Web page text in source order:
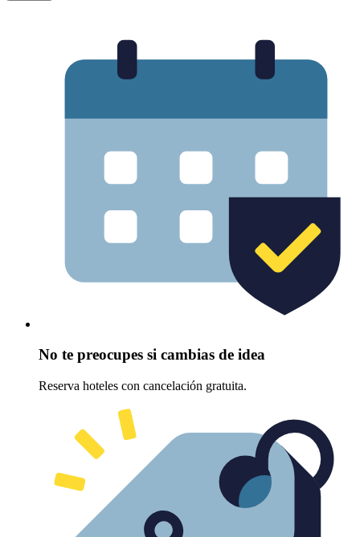
No te preocupes si cambias de idea
Reserva hoteles con cancelación gratuita.